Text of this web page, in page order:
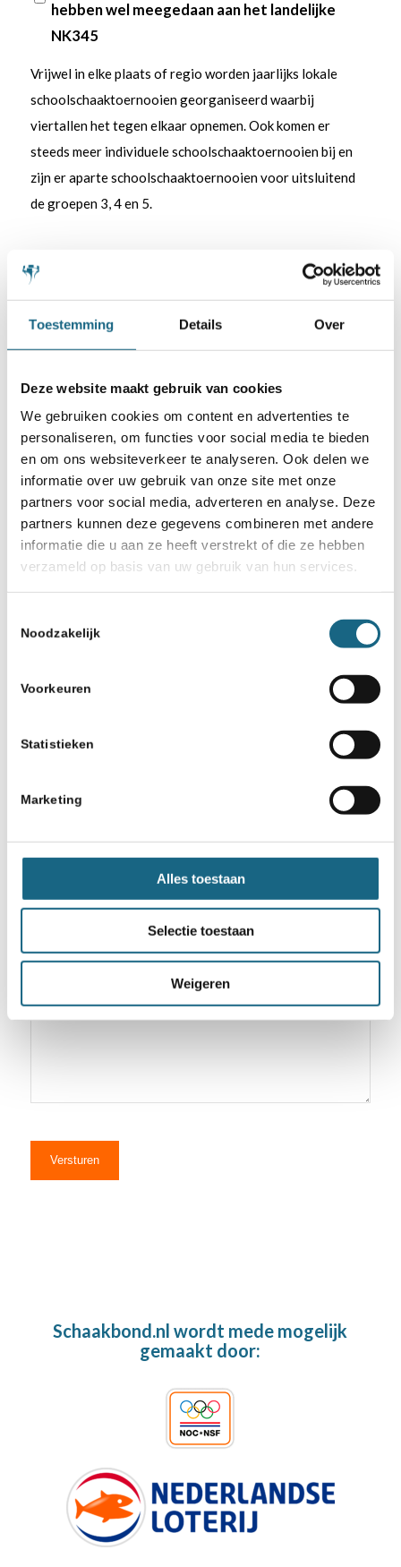
Toestemming Details Over
Deze website maakt gebruik van cookies
We gebruiken cookies om content en advertenties te
personaliseren, om functies voor social media te bieden
en om ons websiteverkeer te analyseren. Ook delen we
informatie over uw gebruik van onze site met onze
partners voor social media, adverteren en analyse. Deze
partners kunnen deze gegevens combineren met andere
informatie die u aan ze heeft verstrekt of die ze hebben
verzameld op basis van uw gebruik van hun services.
Noodzakelijk
Voorkeuren
Statistieken
Marketing
Alles toestaan
Selectie toestaan
Weigeren
hebben wel meegedaan aan het landelijke
NK345
Vrijwel in elke plaats of regio worden jaarlijks lokale
schoolschaaktoernooien georganiseerd waarbij
viertallen het tegen elkaar opnemen. Ook komen er
steeds meer individuele schoolschaaktoernooien bij en
zijn er aparte schoolschaaktoernooien voor uitsluitend
de groepen 3, 4 en 5.
Contact met de volgende schaakclub
schoolschaaktoernooi, via de lesgever, voor info voor
onze leerlingen die naar een schaakclub willen)
Naam contactpersoon schaken (Vereist)
Voornaam
schaken
E-mailadres contactpersoon schaken
Schaakbond.nl wordt mede mogelijk
gemaakt door: